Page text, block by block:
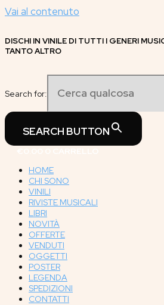
Vai al contenuto
DISCHI IN VINILE DI TUTTI I GENERI
TANTO ALTRO
Search for:
SEARCH BUTTON
HOME
CHI SONO
VINILI
RIVISTE MUSICALI
LIBRI
NOVITÀ
OFFERTE
VENDUTI
OGGETTI
POSTER
LEGENDA
SPEDIZIONI
CONTATTI